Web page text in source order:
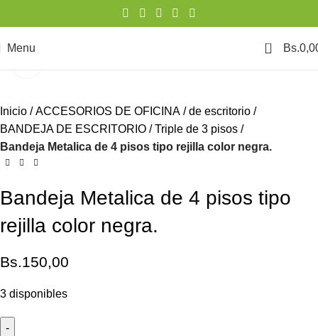
Menu 0 Bs.
Inicio ACCESORIOS DE OFICINA
de escritorio
BANDEJA DE ESCRITORIO
Triple de 3 pisos
Bandeja Metalica de 4 pisos tipo rejilla color negra.
Bandeja Metalica de 4 pisos tipo
rejilla color negra.
Bs.150,00
3 disponibles